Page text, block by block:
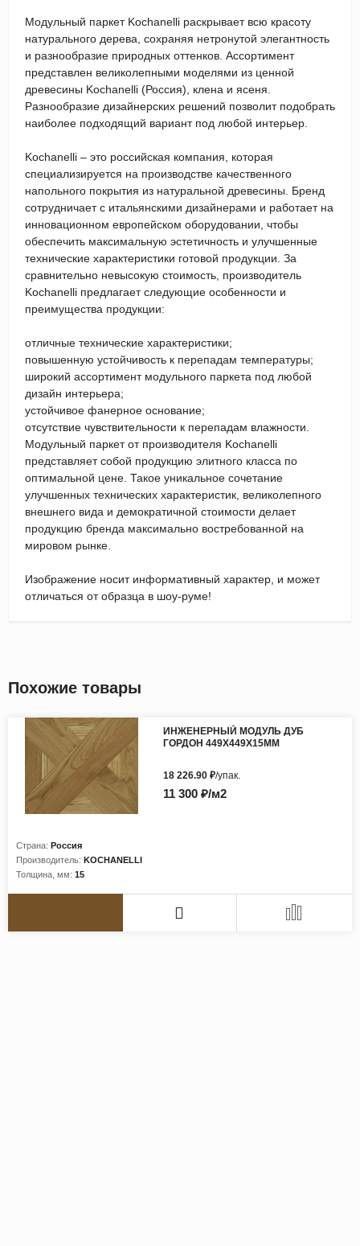
Модульный паркет Kochanelli раскрывает всю красоту
натурального дерева, сохраняя нетронутой элегантность
и разнообразие природных оттенков. Ассортимент
представлен великолепными моделями из ценной
древесины Kochanelli (Россия), клена и ясеня.
Разнообразие дизайнерских решений позволит подобрать
наиболее подходящий вариант под любой интерьер.
Kochanelli – это российская компания, которая
специализируется на производстве качественного
напольного покрытия из натуральной древесины. Бренд
сотрудничает с итальянскими дизайнерами и работает на
инновационном европейском оборудовании, чтобы
обеспечить максимальную эстетичность и улучшенные
технические характеристики готовой продукции. За
сравнительно невысокую стоимость, производитель
Kochanelli предлагает следующие особенности и
преимущества продукции:
отличные технические характеристики;
повышенную устойчивость к перепадам температуры;
широкий ассортимент модульного паркета под любой
дизайн интерьера;
устойчивое фанерное основание;
отсутствие чувствительности к перепадам влажности.
Модульный паркет от производителя Kochanelli
представляет собой продукцию элитного класса по
оптимальной цене. Такое уникальное сочетание
улучшенных технических характеристик, великолепного
внешнего вида и демократичной стоимости делает
продукцию бренда максимально востребованной на
мировом рынке.
Изображение носит информативный характер, и может
отличаться от образца в шоу-руме!
Похожие товары
ИНЖЕНЕРНЫЙ МОДУЛЬ ДУБ
ГОРДОН 449Х449Х15ММ
Страна: Россия
Производитель: KOCHANELLI
Толщина, мм: 15
11 300 ₽/м2
18 226.90 ₽/упак.